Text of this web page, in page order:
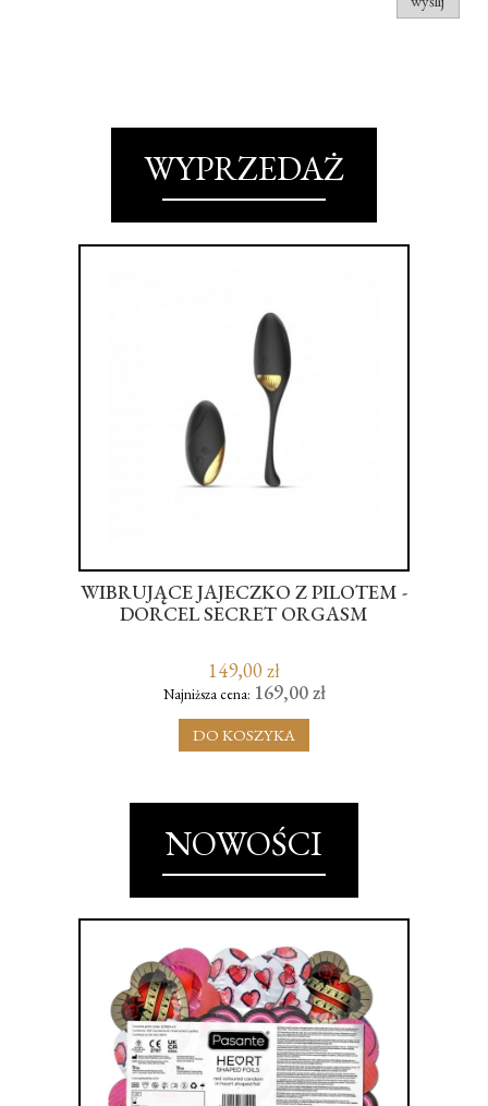
WYPRZEDAŻ
WIBRUJĄCE JAJECZKO Z PILOTEM -
DORCEL SECRET ORGASM
149,00 zł
Najniższa cena: 169,00 zł
DO KOSZYKA
NOWOŚCI